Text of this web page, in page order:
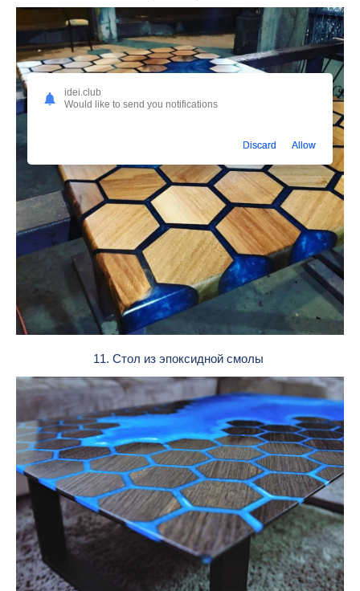
11. Стол из эпоксидной смолы
idei.club
Would like to send you notifications
Discard Allow